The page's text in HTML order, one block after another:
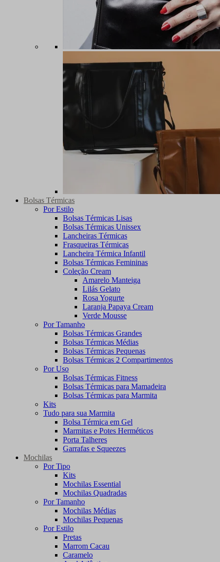
Bolsas Térmicas
Por Estilo
Bolsas Térmicas Lisas
Bolsas Térmicas Unissex
Lancheiras Térmicas
Frasqueiras Térmicas
Lancheira Térmica Infantil
Bolsas Térmicas Femininas
Coleção Cream
Amarelo Manteiga
Lilás Gelato
Rosa Yogurte
Laranja Papaya Cream
Verde Mousse
Por Tamanho
Bolsas Térmicas Grandes
Bolsas Térmicas Médias
Bolsas Térmicas Pequenas
Bolsas Térmicas 2 Compartimentos
Por Uso
Bolsas Térmicas Fitness
Bolsas Térmicas para Mamadeira
Bolsas Térmicas para Marmita
Kits
Tudo para sua Marmita
Bolsa Térmica em Gel
Marmitas e Potes Herméticos
Porta Talheres
Garrafas e Squeezes
Mochilas
Por Tipo
Kits
Mochilas Essential
Mochilas Quadradas
Por Tamanho
Mochilas Médias
Mochilas Pequenas
Por Estilo
Pretas
Marrom Cacau
Caramelo